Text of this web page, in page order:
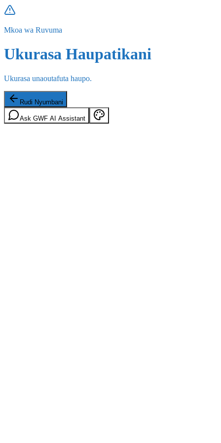
Mkoa wa Ruvuma
Ukurasa Haupatikani
Ukurasa unaoutafuta haupo.
Rudi Nyumbani
Ask GWF AI Assistant